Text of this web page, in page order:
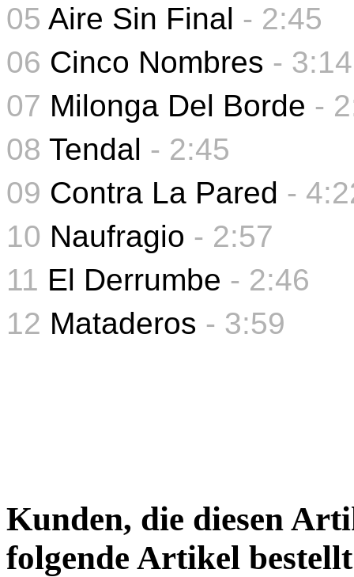
05 Aire Sin Final - 2:45
06 Cinco Nombres - 3:14
07 Milonga Del Borde -
08 Tendal - 2:45
09 Contra La Pared -
10 Naufragio - 2:57
11 El Derrumbe - 2:46
12 Mataderos - 3:59
Kunden, die diesen
folgende Artikel